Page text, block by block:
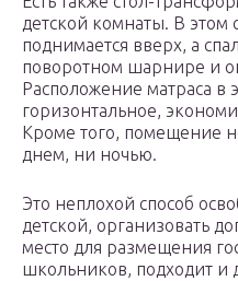
детской комнаты. В этом
поднимается вверх, а
поворотном шарнире и
Расположение матраса в
горизонтальное,
Кроме того, помещение
днем, ни ночью.
Это неплохой способ
детской, организовать
место для размещения
школьников, подходит и